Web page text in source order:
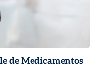
de Medicamentos